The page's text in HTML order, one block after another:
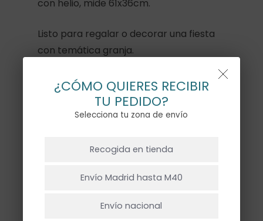
con helio, mide 61x36cm.
Listo para regalar o decorar una fiesta
con temática granja.
Hay existencias
Añadir Al Carrito
Descripción
¿CÓMO QUIERES RECIBIR
TU PEDIDO?
Selecciona tu zona de envío
Recogida en tienda
Envío Madrid hasta M40
Envío nacional